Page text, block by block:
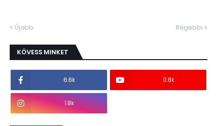
Újabb Régebbi
KÖVESS MINKET
6.6k 0.8k
1.8k